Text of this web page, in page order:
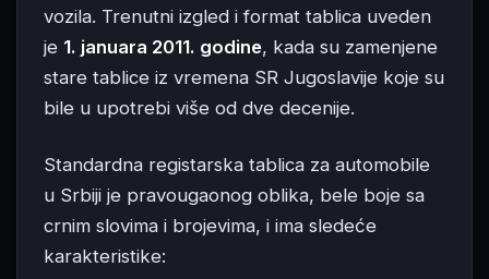
vozila. Trenutni izgled i format tablica uveden
je 1. januara 2011. godine, kada su zamenjene
stare tablice iz vremena SR Jugoslavije koje su
bile u upotrebi više od dve decenije.
Standardna registarska tablica za automobile
u Srbiji je pravougaonog oblika, bele boje sa
crnim slovima i brojevima, i ima sledeće
karakteristike: